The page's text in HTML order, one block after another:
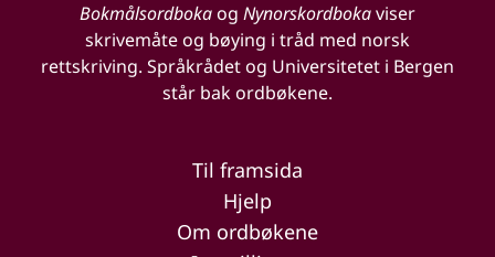
Bokmålsordbokaog Nynorskordbokaviser
skrivemåte og bøying i tråd med norsk
rettskriving. Språkrådet og Universitetet i Bergen
står bak ordbøkene.
Til framsida
Hjelp
Om ordbøkene